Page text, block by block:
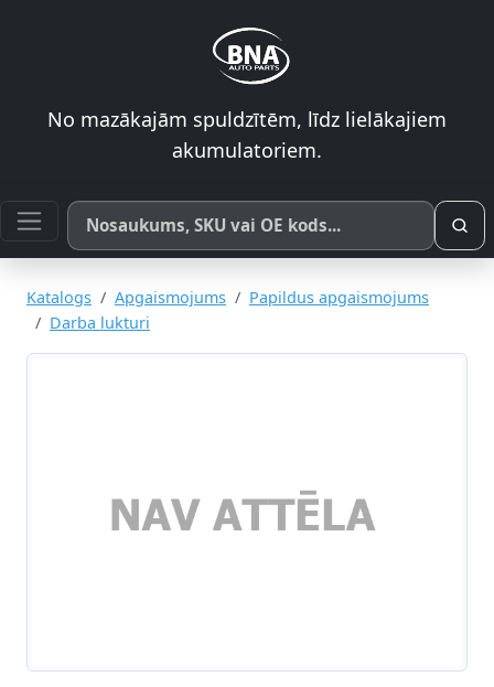
No mazākajām spuldzītēm, līdz lielākajiem
akumulatoriem.
Meklēt pēc produkta nosaukuma, SKU vai OE koda
Katalogs Apgaismojums
Papildus apgaismojums
Darba lukturi